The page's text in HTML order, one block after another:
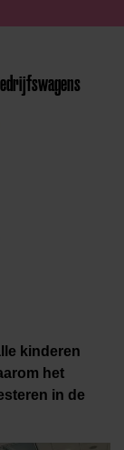
kinderen
het
in de